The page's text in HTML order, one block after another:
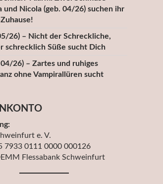
und Nicola (geb. 04/26) suchen ihr
26) – Nicht der Schreckliche,
schrecklich Süße sucht Dich
04/26) – Zartes und ruhiges
ohne Vampirallüren sucht
e. V.
7933 0111 0000 000126
Flessabank Schweinfurt